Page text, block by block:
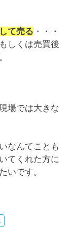
て売る ・・・
しくは売買後
場では大きな
なんてことも
てくれた方に
いです。